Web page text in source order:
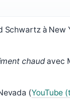
Schwartz à New
chaudavec
(YouTube